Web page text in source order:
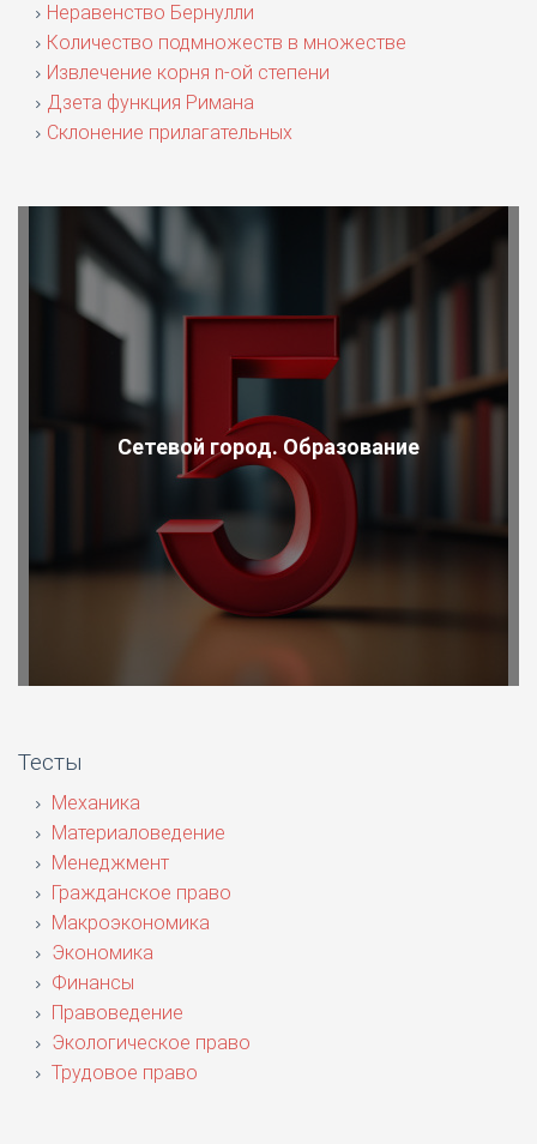
Неравенство Бернулли
Количество подмножеств в множестве
Извлечение корня n-ой степени
Дзета функция Римана
Склонение прилагательных
Сетевой город. Образование
Тесты
Механика
Материаловедение
Менеджмент
Гражданское право
Макроэкономика
Экономика
Финансы
Правоведение
Экологическое право
Трудовое право